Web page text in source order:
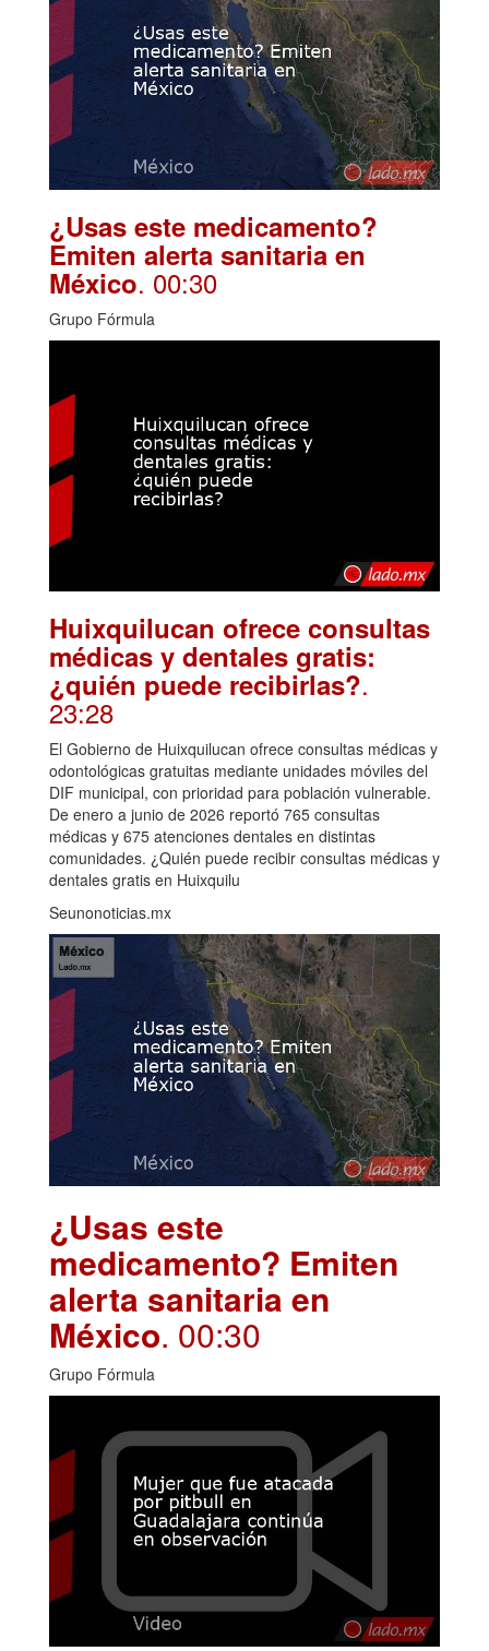
¿Usas este medicamento?
Emiten alerta sanitaria en
México. 00:30
Grupo Fórmula
Huixquilucan ofrece consultas
médicas y dentales gratis:
¿quién puede recibirlas?.
23:28
El Gobierno de Huixquilucan ofrece consultas médicas y
odontológicas gratuitas mediante unidades móviles del
DIF municipal, con prioridad para población vulnerable.
De enero a junio de 2026 reportó 765 consultas
médicas y 675 atenciones dentales en distintas
comunidades. ¿Quién puede recibir consultas médicas y
dentales gratis en Huixquilu
Seunonoticias.mx
¿Usas este
medicamento? Emiten
alerta sanitaria en
México. 00:30
Grupo Fórmula